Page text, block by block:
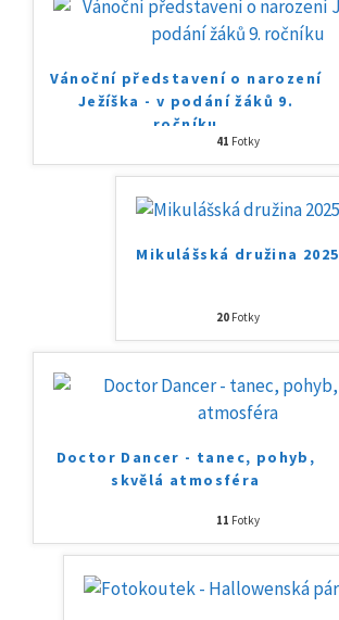
Vánoční představení o narození
Ježíška - v podání žáků 9.
ročníku
41 Fotky
Mikulášská družina 2025
20 Fotky
Doctor Dancer - tanec, pohyb,
skvělá atmosféra
11 Fotky